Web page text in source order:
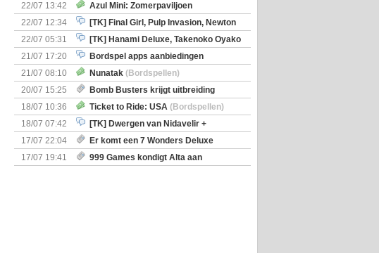
22/07 13:42
Azul Mini: Zomerpaviljoen
(Bordspellen)
22/07 12:34
[TK] Final Girl, Pulp Invasion, Newton
& Great Discoveries
22/07 05:31
[TK] Hanami Deluxe, Takenoko Oyako
bigbox
21/07 17:20
Bordspel apps aanbiedingen
21/07 08:10
Nunatak (Bordspellen)
20/07 15:25
Bomb Busters krijgt uitbreiding
genaamd Pro Kit
18/07 10:36 Ticket to Ride: USA (Bordspellen)
18/07 07:42
[TK] Dwergen van Nidavelir +
Sherlock Holmes Consulting Detective
17/07 22:04
Er komt een 7 Wonders Deluxe
Monsterbox
17/07 19:41 999 Games kondigt Alta aan